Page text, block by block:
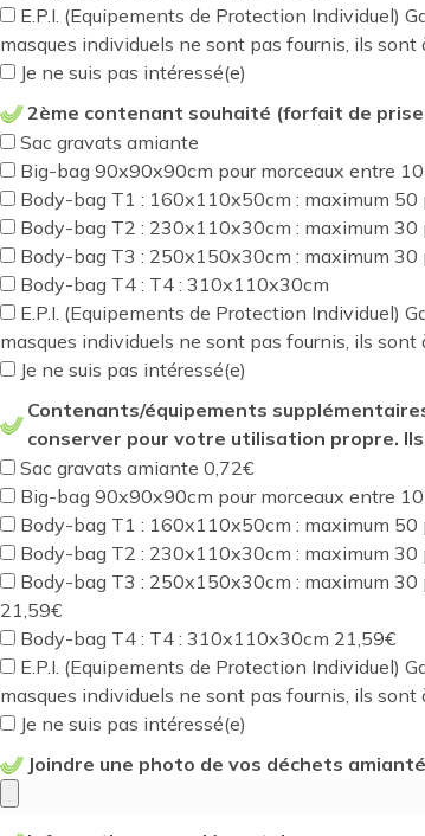
E.P.I. (Equipements de Protection Individuel)
masques individuels ne sont pas fournis, ils sont
Je ne suis pas intéressé(e)
2ème contenant souhaité (forfait de prise
Sac gravats amiante
Big-bag 90x90x90cm pour morceaux entre
Body-bag T1 : 160x110x50cm : maximum 50
Body-bag T2 : 230x110x30cm : maximum 30
Body-bag T3 : 250x150x30cm : maximum 30
Body-bag T4 : T4 : 310x110x30cm
E.P.I. (Equipements de Protection Individuel)
masques individuels ne sont pas fournis, ils sont
Je ne suis pas intéressé(e)
Contenants/équipements
conserver pour votre utilisation propre.
Sac gravats amiante 0,72€
Big-bag 90x90x90cm pour morceaux entre
Body-bag T1 : 160x110x50cm : maximum
Body-bag T2 : 230x110x30cm : maximum
Body-bag T3 : 250x150x30cm : maximum 30
21,59€
Body-bag T4 : T4 : 310x110x30cm 21,59€
E.P.I. (Equipements de Protection Individuel)
masques individuels ne sont pas fournis, ils sont
Je ne suis pas intéressé(e)
Joindre une photo de vos déchets